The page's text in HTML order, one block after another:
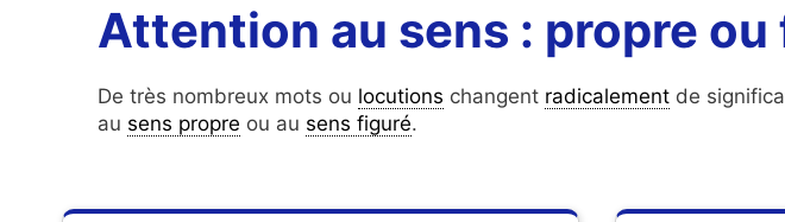
Attention au sens : propre ou
De très nombreux mots ou locutions changent radicalement de
au sens propre ou au sens figuré.